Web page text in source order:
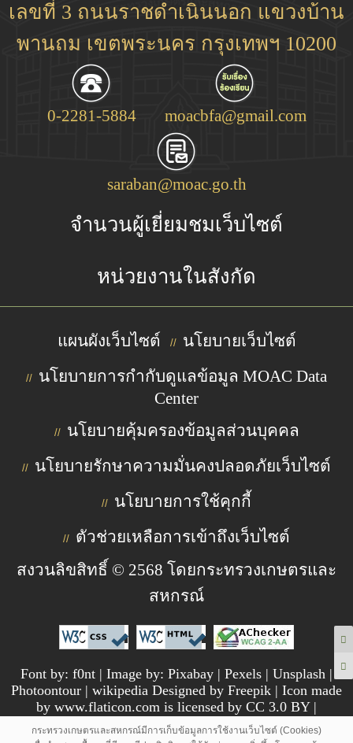
เลขที่ 3 ถนนราชดำเนินนอก แขวงบ้าน
พานถม เขตพระนคร กรุงเทพฯ 10200
0-2281-5884 moacbfa@gmail.com
saraban@moac.go.th
จำนวนผู้เยี่ยมชมเว็บไซต์
หน่วยงานในสังกัด
แผนผังเว็บไซต์ // นโยบายเว็บไซต์
// นโยบายการกำกับดูแลข้อมูล MOAC Data
Center
// นโยบายคุ้มครองข้อมูลส่วนบุคคล
// นโยบายรักษาความมั่นคงปลอดภัยเว็บไซต์
// นโยบายการใช้คุกกี้
// ตัวช่วยเหลือการเข้าถึงเว็บไซต์
สงวนลิขสิทธิ์ © 2568 โดยกระทรวงเกษตรและ
สหกรณ์
Font by: f0nt | Image by: Pixabay | Pexels | Unsplash |
Photoontour | wikipedia Designed by Freepik | Icon made
by www.flaticon.com is licensed by CC 3.0 BY |
pngtree.com
กระทรวงเกษตรและสหกรณ์มีการเก็บข้อมูลการใช้งานเว็บไซต์ (Cookies)